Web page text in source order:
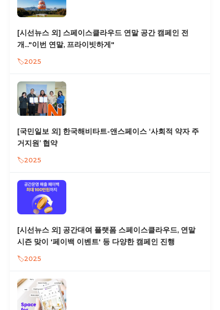
[시선뉴스 외] 스페이스클라우드 연말 공간 캠페인 전
개..."이번 연말, 프라이빗하게"
2025
[국민일보 외] 한국해비타트-앤스페이스 ‘사회적 약자 주
거지원’ 협약
2025
[시선뉴스 외] 공간대여 플랫폼 스페이스클라우드, 연말
시즌 맞이 '페이백 이벤트' 등 다양한 캠페인 진행
2025